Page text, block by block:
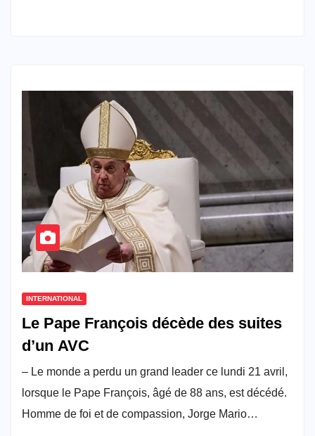
INTERNATIONAL
Le Pape François décède des suites
d’un AVC
– Le monde a perdu un grand leader ce lundi 21 avril,
lorsque le Pape François, âgé de 88 ans, est décédé.
Homme de foi et de compassion, Jorge Mario…